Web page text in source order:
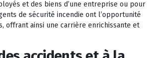
et des biens d’une entreprise ou pour
de sécurité incendie ont l’opportunité
offrant ainsi une carrière enrichissante et